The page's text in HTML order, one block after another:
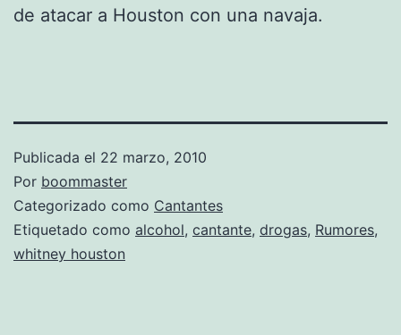
de atacar a Houston con una navaja.
Publicada el 22 marzo, 2010
Por boommaster
Categorizado como Cantantes
Etiquetado como alcohol, cantante, drogas, Rumores,
whitney houston